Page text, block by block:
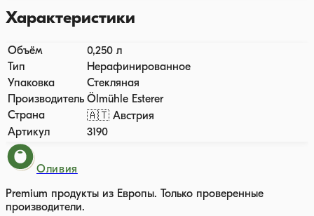
Характеристики
Объём
0,250 л
Тип
Нерафинированное
Упаковка
Стекляная
Производитель Ölmühle Esterer
Страна
🇦🇹 Австрия
Артикул
3190
Оливия
Premium продукты из Европы. Только проверенные
производители.